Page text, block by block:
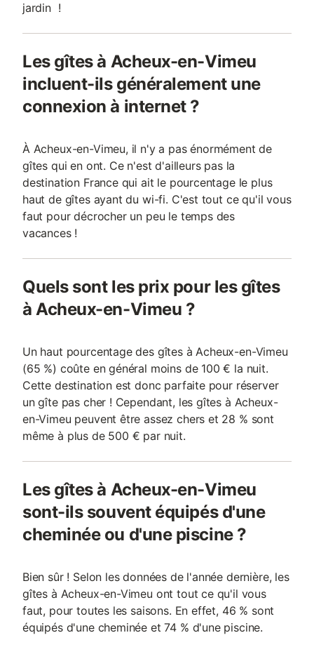
jardin !
Les gîtes à Acheux-en-Vimeu
incluent-ils généralement une
connexion à internet ?
À Acheux-en-Vimeu, il n'y a pas énormément de
gîtes qui en ont. Ce n'est d'ailleurs pas la
destination France qui ait le pourcentage le plus
haut de gîtes ayant du wi-fi. C'est tout ce qu'il vous
faut pour décrocher un peu le temps des
vacances !
Quels sont les prix pour les gîtes
à Acheux-en-Vimeu ?
Un haut pourcentage des gîtes à Acheux-en-Vimeu
(65 %) coûte en général moins de 100 € la nuit.
Cette destination est donc parfaite pour réserver
un gîte pas cher ! Cependant, les gîtes à Acheux-
en-Vimeu peuvent être assez chers et 28 % sont
même à plus de 500 € par nuit.
Les gîtes à Acheux-en-Vimeu
sont-ils souvent équipés d'une
cheminée ou d'une piscine ?
Bien sûr ! Selon les données de l'année dernière, les
gîtes à Acheux-en-Vimeu ont tout ce qu'il vous
faut, pour toutes les saisons. En effet, 46 % sont
équipés d'une cheminée et 74 % d'une piscine.